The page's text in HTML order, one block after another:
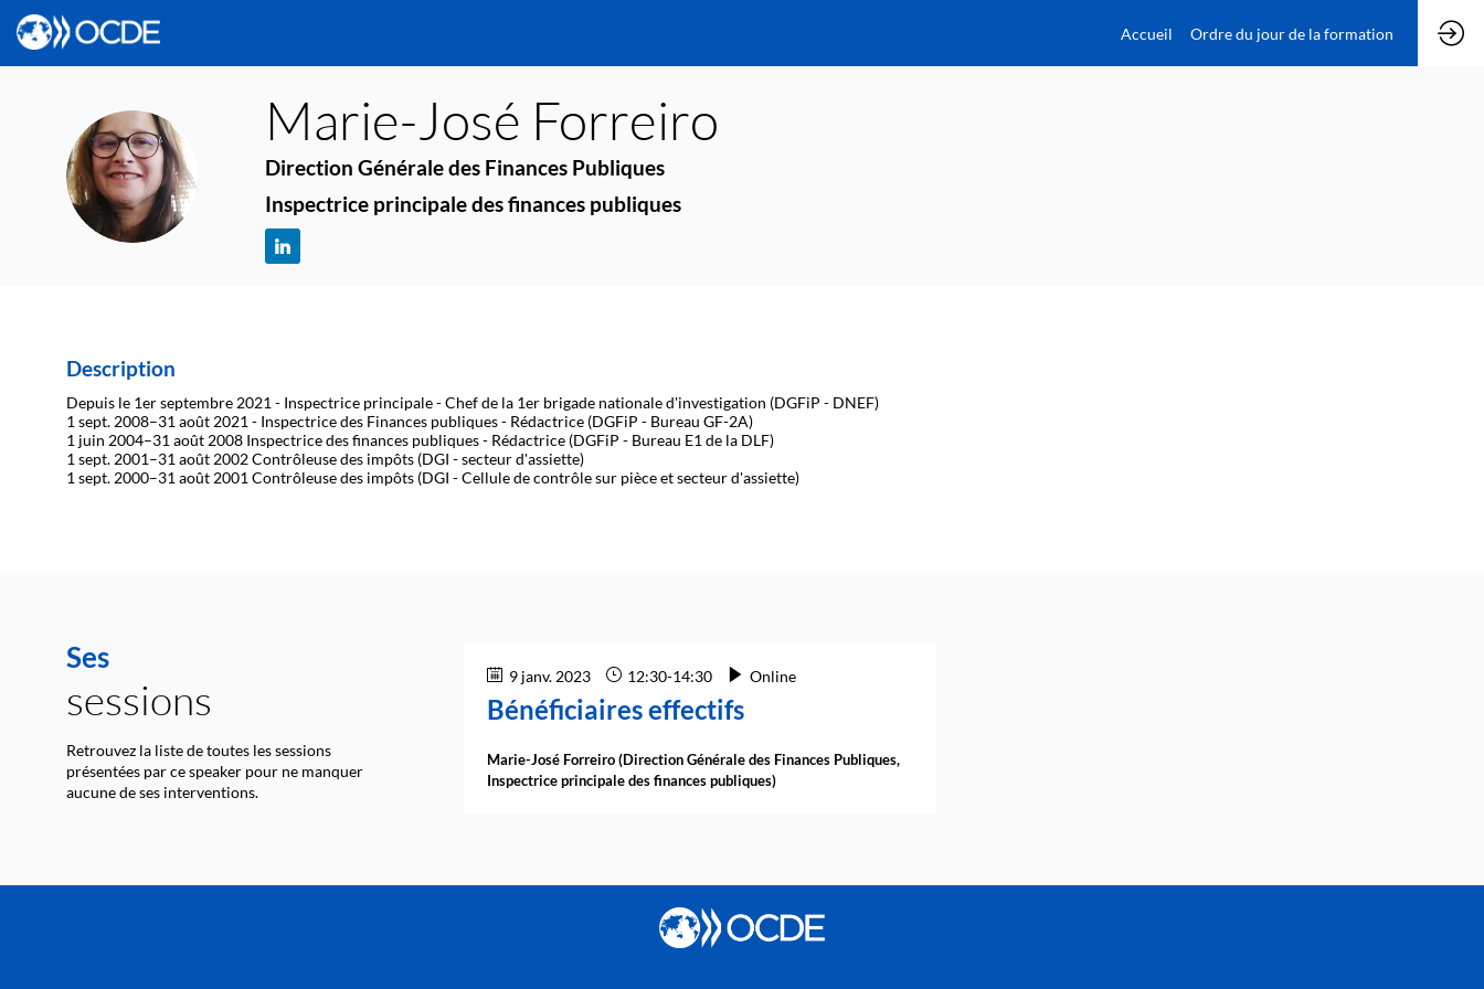
Accueil Ordre du jour de la formation
MF
Marie-José Forreiro
Direction Générale des Finances Publiques
Inspectrice principale des finances publiques
Description
Depuis le 1er septembre 2021 - Inspectrice principale - Chef de la 1er brigade nationale d'investigation (DGFiP - DNEF)
1 sept. 2008–31 août 2021 - Inspectrice des Finances publiques - Rédactrice (DGFiP - Bureau GF-2A)
1 juin 2004–31 août 2008 Inspectrice des finances publiques - Rédactrice (DGFiP - Bureau E1 de la DLF)
1 sept. 2001–31 août 2002 Contrôleuse des impôts (DGI - secteur d'assiette)
1 sept. 2000–31 août 2001 Contrôleuse des impôts (DGI - Cellule de contrôle sur pièce et secteur d'assiette)
Ses
sessions
Retrouvez la liste de toutes les sessions
présentées par ce speaker pour ne manquer
aucune de ses interventions.
9 janv. 2023 12:30-14:30 Online
Bénéficiaires effectifs
Marie-José Forreiro(Direction Générale des Finances Publiques,
Inspectrice principale des finances publiques)